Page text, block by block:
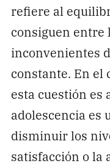
refiere al
consiguen entre
inconvenientes
constante. En el
esta cuestión es
adolescencia es
disminuir los
satisfacción o la